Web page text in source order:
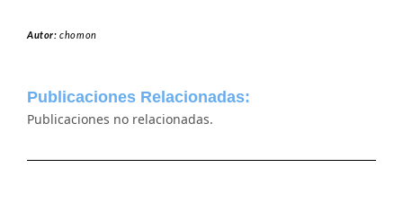
Autor:chomon
Publicaciones Relacionadas:
Publicaciones no relacionadas.